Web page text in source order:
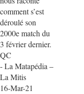
comment s’est
déroulé son
2000e match du
3 février dernier.
QC
- La Matapédia –
La Mitis
16-Mar-21